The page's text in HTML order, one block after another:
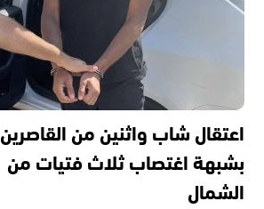
اعتقال شاب واثنين من القاصرين
بشبهة اغتصاب ثلاث فتيات من
الشمال